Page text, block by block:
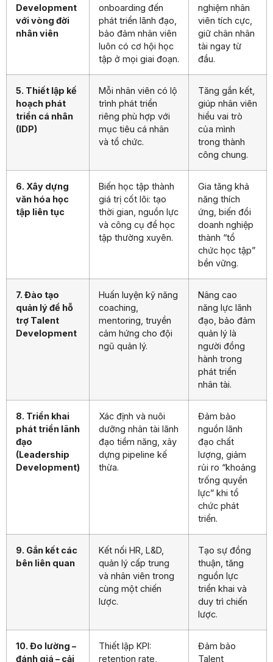
Development
với vòng đời
nhân viên
onboarding đến
phát triển lãnh đạo,
bảo đảm nhân viên
luôn có cơ hội học
tập ở mọi giai đoạn.
nghiệm nhân
viên tích cực,
giữ chân nhân
tài ngay từ
đầu.
5. Thiết lập kế
hoạch phát
triển cá nhân
(IDP)
Mỗi nhân viên có lộ
trình phát triển
riêng phù hợp với
mục tiêu cá nhân
và tổ chức.
Tăng gắn kết,
giúp nhân viên
hiểu vai trò
của mình
trong thành
công chung.
6. Xây dựng
văn hóa học
tập liên tục
Biến học tập thành
giá trị cốt lõi: tạo
thời gian, nguồn lực
và công cụ để học
tập thường xuyên.
Gia tăng khả
năng thích
ứng, biến đổi
doanh nghiệp
thành “tổ
chức học tập”
bền vững.
7. Đào tạo
quản lý để hỗ
trợ Talent
Development
Huấn luyện kỹ năng
coaching,
mentoring, truyền
cảm hứng cho đội
ngũ quản lý.
Nâng cao
năng lực lãnh
đạo, bảo đảm
quản lý là
người đồng
hành trong
phát triển
nhân tài.
8. Triển khai
phát triển lãnh
đạo
(Leadership
Development)
Xác định và nuôi
dưỡng nhân tài lãnh
đạo tiềm năng, xây
dựng pipeline kế
thừa.
Đảm bảo
nguồn lãnh
đạo chất
lượng, giảm
rủi ro “khoảng
trống quyền
lực” khi tổ
chức phát
triển.
9. Gắn kết các
bên liên quan
Kết nối HR, L&D,
quản lý cấp trung
và nhân viên trong
cùng một chiến
lược.
Tạo sự đồng
thuận, tăng
nguồn lực
triển khai và
duy trì chiến
lược.
10. Đo lường –
đánh giá – cải
Thiết lập KPI:
retention rate,
Đảm bảo
Talent